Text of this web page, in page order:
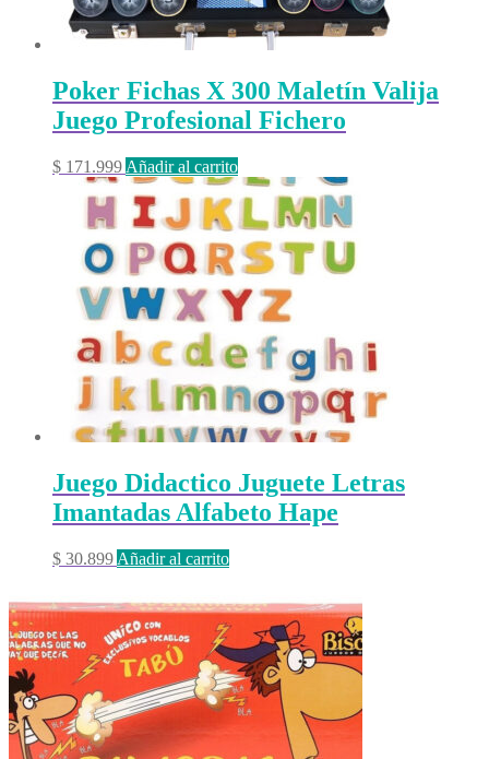
Poker Fichas X 300 Maletín Valija
Juego Profesional Fichero
$ 171.999 Añadir al carrito
Juego Didactico Juguete Letras
Imantadas Alfabeto Hape
$ 30.899 Añadir al carrito